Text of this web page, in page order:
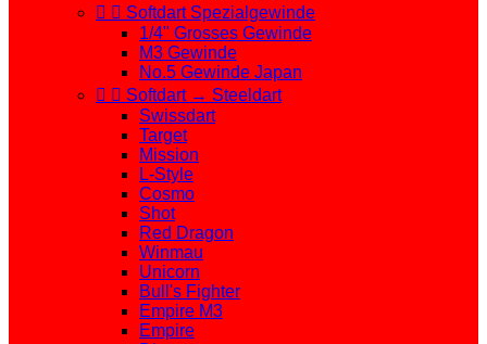
  Softdart Spezialgewinde
1/4" Grosses Gewinde
M3 Gewinde
No.5 Gewinde Japan
  Softdart → Steeldart
Swissdart
Target
Mission
L-Style
Cosmo
Shot
Red Dragon
Winmau
Unicorn
Bull's Fighter
Empire M3
Empire